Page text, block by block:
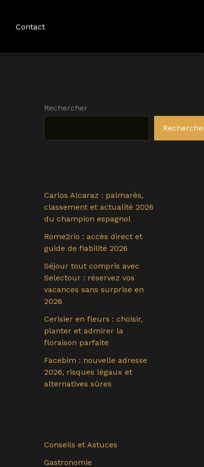
Contact
Rechercher
Carlos Alcaraz : palmarès,
classement et actualité 2026
du champion espagnol
Rome2rio : accès direct et
guide de fiabilité 2026
Séjour tout compris avec
Selectour : réservez vos
vacances sans surprise en
2026
Cerisier en fleurs : choisir,
planter et admirer la
floraison parfaite
Facebim : nouvelle adresse
2026, risques légaux et
alternatives sûres
Conseils et Astuces
Gastronomie